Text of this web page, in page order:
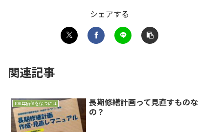
シェアする
関連記事
100年価値を保つには
長期修繕計画って見直すものな
の？